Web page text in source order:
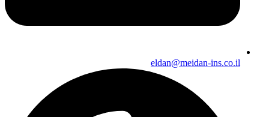
eldan@meidan-ins.co.il